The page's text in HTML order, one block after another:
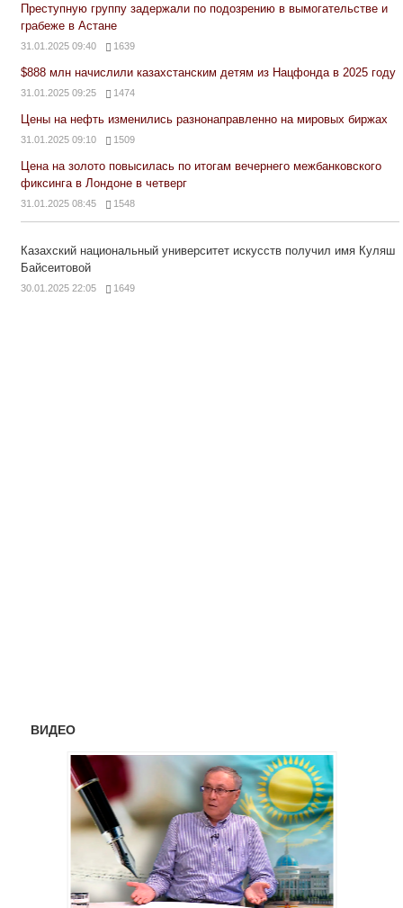
Преступную группу задержали по подозрению в вымогательстве и
грабеже в Астане
31.01.2025 09:40 1639
$888 млн начислили казахстанским детям из Нацфонда в 2025 году
31.01.2025 09:25 1474
Цены на нефть изменились разнонаправленно на мировых биржах
31.01.2025 09:10 1509
Цена на золото повысилась по итогам вечернего межбанковского
фиксинга в Лондоне в четверг
31.01.2025 08:45 1548
Казахский национальный университет искусств получил имя Куляш
Байсеитовой
30.01.2025 22:05 1649
ВИДЕО